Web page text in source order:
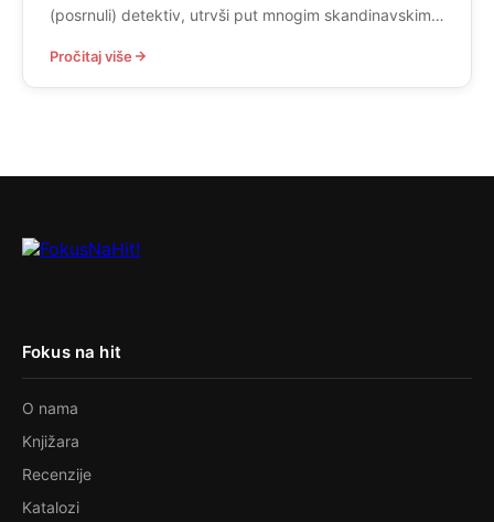
(posrnuli) detektiv, utrvši put mnogim skandinavskim
čitateljskog svijeta. Svašta je u ovih 12 godina prošao
Harry Hole. Izazvao je mnoge incidente i zgražanja
Pročitaj više
Fokus na hit
O nama
Knjižara
Recenzije
Katalozi